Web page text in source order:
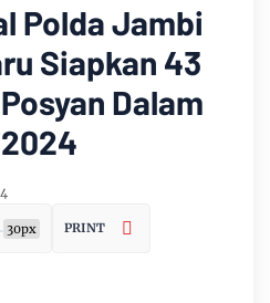
Polda Jambi
Siapkan 43
Dalam
30px PRINT